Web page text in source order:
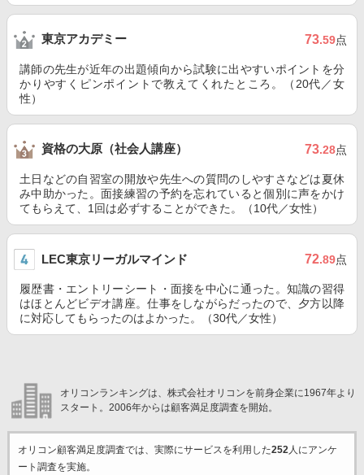
東京アカデミー 73.59点
講師の先生が近年の出題傾向から試験に出やすいポイントを分
かりやすくピンポイントで教えてくれたところ。（20代／女
性）
資格の大原（社会人講座） 73.28点
土日などの自習室の開放や先生への質問のしやすさなどは夏休
み中助かった。面接練習の予約を忘れていると個別に声をかけ
てもらえて、1回は必ずすることができた。（10代／女性）
LEC東京リーガルマインド 72.89点
履歴書・エントリーシート・面接を中心に通った。知識の習得
はほとんどビデオ講座。仕事をしながらだったので、夕方以降
に対応してもらったのはよかった。（30代／女性）
オリコンランキングは、株式会社オリコンを前身企業に1967年より
スタート。2006年からは顧客満足度調査を開始。
オリコン顧客満足度調査では、実際にサービスを利用した252人にアンケ
ート調査を実施。